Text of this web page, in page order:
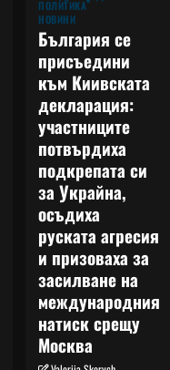
ПОЛИТИКА
НОВИНИ
България се
присъедини
към Киивската
декларация:
участниците
потвърдиха
подкрепата си
за Украйна,
осъдиха
руската агресия
и призоваха за
засилване на
международния
натиск срещу
Москва